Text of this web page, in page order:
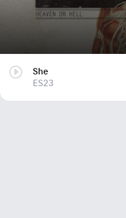
She
ES23